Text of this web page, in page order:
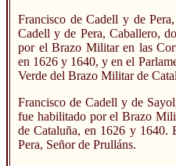
Francisco de Cadell y de
Cadell y de Pera, Caballero,
por el Brazo Militar en las
en 1626 y 1640, y en el
Verde del Brazo Militar de
Francisco de Cadell y de
fue habilitado por el Brazo
de Cataluña, en 1626 y 1640.
Pera, Señor de Prulláns.